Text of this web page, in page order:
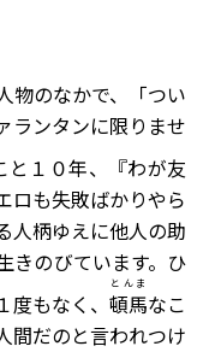
物のなかで、「つい
ランタンに限りませ
と１０年、『わが友
ロも失敗ばかりやら
人柄ゆえに他人の助
きのびています。ひ
もなく、 頓馬
とんま
なこ
間だのと言われつけ